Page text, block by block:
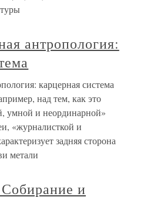
антропология:
карцерная система
над тем, как это
умной и неординарной»
«журналисткой и
задняя сторона
метали
и